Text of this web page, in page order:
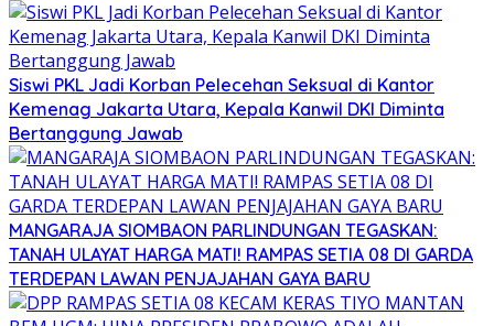
Siswi PKL Jadi Korban Pelecehan Seksual di Kantor
Kemenag Jakarta Utara, Kepala Kanwil DKI Diminta
Bertanggung Jawab
MANGARAJA SIOMBAON PARLINDUNGAN TEGASKAN:
TANAH ULAYAT HARGA MATI! RAMPAS SETIA 08 DI GARDA
TERDEPAN LAWAN PENJAJAHAN GAYA BARU